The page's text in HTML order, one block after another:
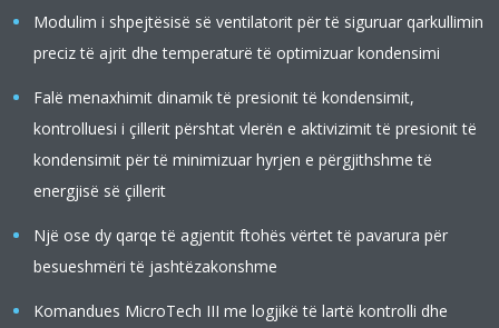
Modulim i shpejtësisë së ventilatorit për të siguruar qarkullimin
preciz të ajrit dhe temperaturë të optimizuar kondensimi
Falë menaxhimit dinamik të presionit të kondensimit,
kontrolluesi i çillerit përshtat vlerën e aktivizimit të presionit të
kondensimit për të minimizuar hyrjen e përgjithshme të
energjisë së çillerit
Një ose dy qarqe të agjentit ftohës vërtet të pavarura për
besueshmëri të jashtëzakonshme
Komandues MicroTech III me logjikë të lartë kontrolli dhe